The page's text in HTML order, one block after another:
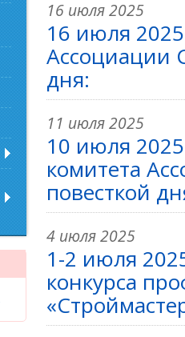
16 июля 2025
16 июля
Ассоциации
дня:
11 июля 2025
10 июля
комитета
повесткой
4 июля 2025
1-2 июля
конкурса